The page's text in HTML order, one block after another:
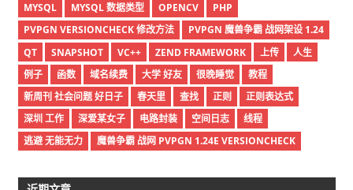
MYSQL
MYSQL 数据类型 OPENCV
PHP
PVPGN VERSIONCHECK 修改方法
PVPGN 魔兽争霸 战网架设 1.24
QT
SNAPSHOT VC++ ZEND FRAMEWORK 上传
人生
例子
函数 域名续费 大学 好友 很晚睡觉
教程
新周刊 社会问题 好日子
春天里 查找 正则
正则表达式
深圳 工作
深爱某女子 电路封装 空间日志
线程
逃避 无能无力
魔兽争霸 战网 PVPGN 1.24E VERSIONCHECK